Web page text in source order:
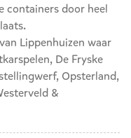
containers door heel
Lippenhuizen waar
, De Fryske
, Opsterland,
&